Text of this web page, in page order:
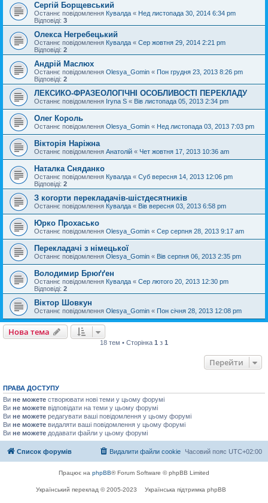
Сергій Борщевський
Останнє повідомлення Кувалда « Нед листопада 30, 2014 6:34 pm
Відповіді: 3
Олекса Негребецький
Останнє повідомлення Кувалда « Сер жовтня 29, 2014 2:21 pm
Відповіді: 2
Андрій Маслюх
Останнє повідомлення Olesya_Gomin « Пон грудня 23, 2013 8:26 pm
Відповіді: 2
ЛЕКСИКО-ФРАЗЕОЛОГІЧНІ ОСОБЛИВОСТІ ПЕРЕКЛАДУ
Останнє повідомлення Iryna S « Вів листопада 05, 2013 2:34 pm
Олег Король
Останнє повідомлення Olesya_Gomin « Нед листопада 03, 2013 7:03 pm
Вікторія Наріжна
Останнє повідомлення Анатолій « Чет жовтня 17, 2013 10:36 am
Наталка Сняданко
Останнє повідомлення Кувалда « Суб вересня 14, 2013 12:06 pm
Відповіді: 2
З когорти перекладачів-шістдесятників
Останнє повідомлення Кувалда « Вів вересня 03, 2013 6:58 pm
Юрко Прохасько
Останнє повідомлення Olesya_Gomin « Сер серпня 28, 2013 9:17 am
Перекладачі з німецької
Останнє повідомлення Olesya_Gomin « Вів серпня 06, 2013 2:35 pm
Володимир Брюґґен
Останнє повідомлення Кувалда « Сер лютого 20, 2013 12:30 pm
Відповіді: 2
Віктор Шовкун
Останнє повідомлення Olesya_Gomin « Пон січня 28, 2013 12:08 pm
Нова тема
18 тем • Сторінка 1 з 1
Перейти
ПРАВА ДОСТУПУ
Ви не можете створювати нові теми у цьому форумі
Ви не можете відповідати на теми у цьому форумі
Ви не можете редагувати ваші повідомлення у цьому форумі
Ви не можете видаляти ваші повідомлення у цьому форумі
Ви не можете додавати файли у цьому форумі
Список форумів Часовий пояс UTC+02:00
Видалити файли cookie
Працює на phpBB® Forum Software © phpBB Limited
Український переклад © 2005-2023 Українська підтримка phpBB